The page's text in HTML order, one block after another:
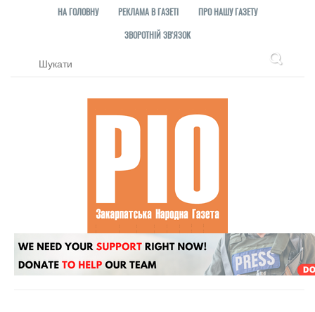
НА ГОЛОВНУ РЕКЛАМА В ГАЗЕТІ
ПРО НАШУ ГАЗЕТУ
ЗВОРОТНІЙ ЗВ'ЯЗОК